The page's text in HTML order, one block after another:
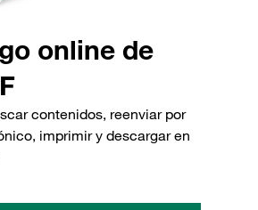
online de
contenidos, reenviar por
imprimir y descargar en